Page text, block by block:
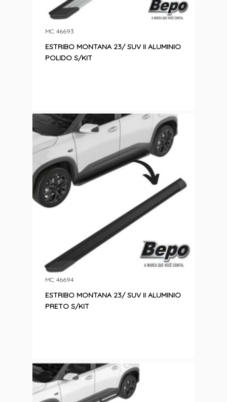
ESTRIBO MONTANA 23/ SUV II ALUMINIO
POLIDO S/KIT
MC: 46693
ESTRIBO MONTANA 23/ SUV II ALUMINIO
PRETO S/KIT
MC: 46694